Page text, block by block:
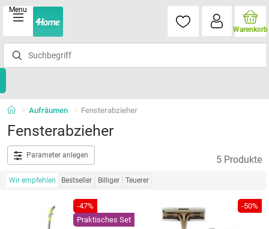
Menu
Warenkorb
Aufräumen Fensterabzieher
Fensterabzieher
Parameter anlegen 5 Produkte
Wir empfehlen Bestseller Billiger Teuerer
-47%
Praktisches Set
-50%